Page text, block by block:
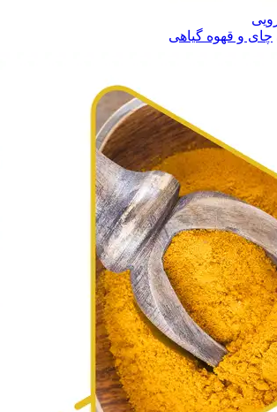
چای و قهوه گیاهی
دمنوش و بخورهای گیاهی
دمنوش و بخورهای گیاهی
گیاهی
شربت های گیاهی